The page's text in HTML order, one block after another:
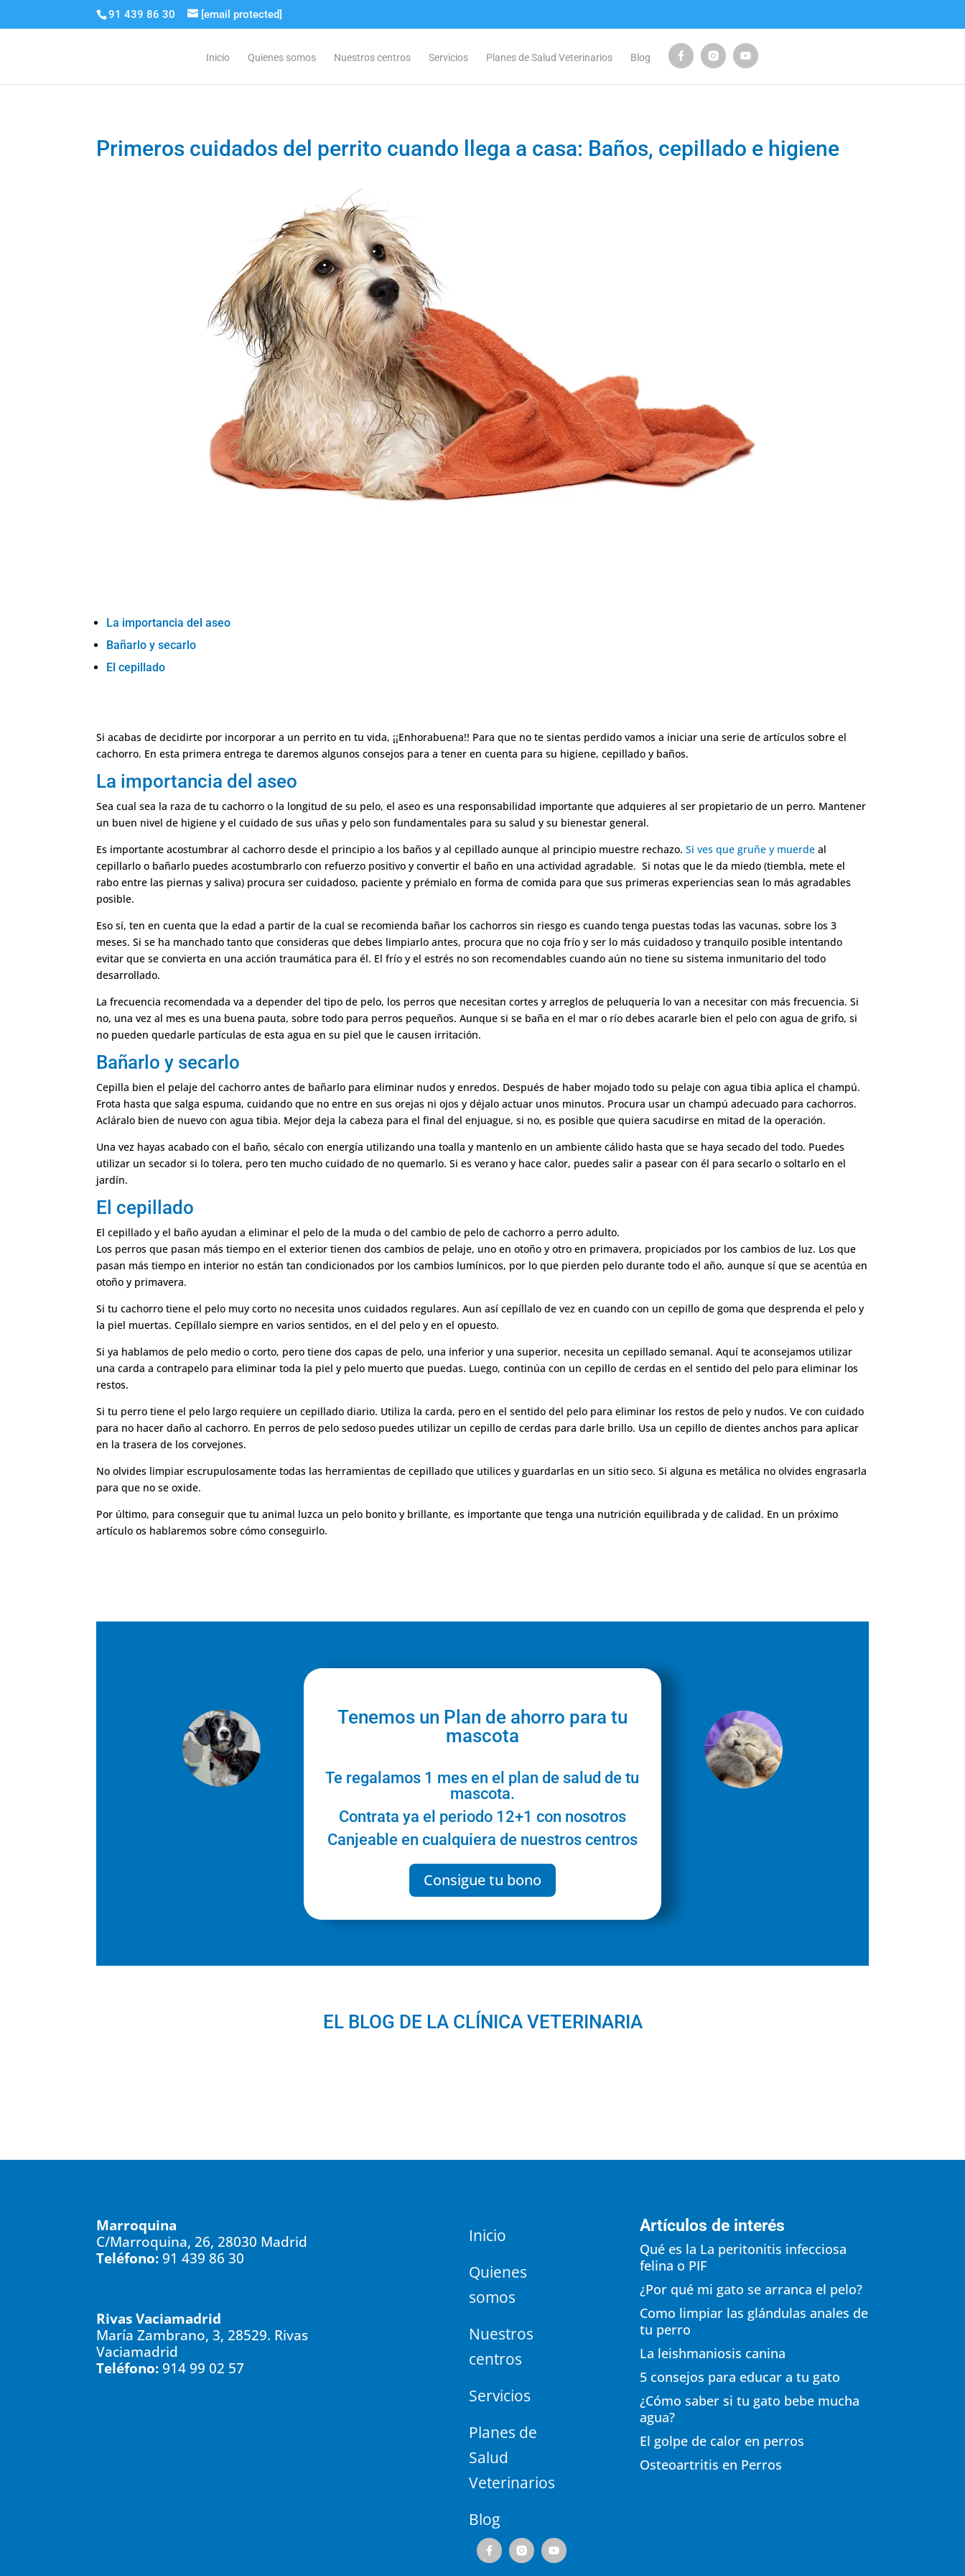
91 439 86 30 [email protected]
Inicio Quienes somos Nuestros centros Servicios Planes de Salud Veterinarios Blog
Primeros cuidados del perrito cuando llega a casa: Baños, cepillado e higiene
La importancia del aseo
Bañarlo y secarlo
El cepillado
Si acabas de decidirte por incorporar a un perrito en tu vida, ¡¡Enhorabuena!! Para que no te sientas perdido vamos a iniciar una serie de artículos sobre el
cachorro. En esta primera entrega te daremos algunos consejos para a tener en cuenta para su higiene, cepillado y baños.
La importancia del aseo
Sea cual sea la raza de tu cachorro o la longitud de su pelo, el aseo es una responsabilidad importante que adquieres al ser propietario de un perro. Mantener
un buen nivel de higiene y el cuidado de sus uñas y pelo son fundamentales para su salud y su bienestar general.
Es importante acostumbrar al cachorro desde el principio a los baños y al cepillado aunque al principio muestre rechazo.Si ves que gruñe y muerde al
cepillarlo o bañarlo puedes acostumbrarlo con refuerzo positivo y convertir el baño en una actividad agradable. Si notas que le da miedo (tiembla, mete el
rabo entre las piernas y saliva) procura ser cuidadoso, paciente y prémialo en forma de comida para que sus primeras experiencias sean lo más agradables
posible.
Eso sí, ten en cuenta que la edad a partir de la cual se recomienda bañar los cachorros sin riesgo es cuando tenga puestas todas las vacunas, sobre los 3
meses. Si se ha manchado tanto que consideras que debes limpiarlo antes, procura que no coja frío y ser lo más cuidadoso y tranquilo posible intentando
evitar que se convierta en una acción traumática para él. El frío y el estrés no son recomendables cuando aún no tiene su sistema inmunitario del todo
desarrollado.
La frecuencia recomendada va a depender del tipo de pelo, los perros que necesitan cortes y arreglos de peluquería lo van a necesitar con más frecuencia. Si
no, una vez al mes es una buena pauta, sobre todo para perros pequeños. Aunque si se baña en el mar o río debes acararle bien el pelo con agua de grifo, si
no pueden quedarle partículas de esta agua en su piel que le causen irritación.
Bañarlo y secarlo
Cepilla bien el pelaje del cachorro antes de bañarlo para eliminar nudos y enredos. Después de haber mojado todo su pelaje con agua tibia aplica el champú.
Frota hasta que salga espuma, cuidando que no entre en sus orejas ni ojos y déjalo actuar unos minutos. Procura usar un champú adecuado para cachorros.
Acláralo bien de nuevo con agua tibia. Mejor deja la cabeza para el final del enjuague, si no, es posible que quiera sacudirse en mitad de la operación.
Una vez hayas acabado con el baño, sécalo con energía utilizando una toalla y mantenlo en un ambiente cálido hasta que se haya secado del todo. Puedes
utilizar un secador si lo tolera, pero ten mucho cuidado de no quemarlo. Si es verano y hace calor, puedes salir a pasear con él para secarlo o soltarlo en el
jardín.
El cepillado
El cepillado y el baño ayudan a eliminar el pelo de la muda o del cambio de pelo de cachorro a perro adulto.
Los perros que pasan más tiempo en el exterior tienen dos cambios de pelaje, uno en otoño y otro en primavera, propiciados por los cambios de luz. Los que
pasan más tiempo en interior no están tan condicionados por los cambios lumínicos, por lo que pierden pelo durante todo el año, aunque sí que se acentúa en
otoño y primavera.
Si tu cachorro tiene el pelo muy corto no necesita unos cuidados regulares. Aun así cepíllalo de vez en cuando con un cepillo de goma que desprenda el pelo y
la piel muertas. Cepíllalo siempre en varios sentidos, en el del pelo y en el opuesto.
Si ya hablamos de pelo medio o corto, pero tiene dos capas de pelo, una inferior y una superior, necesita un cepillado semanal. Aquí te aconsejamos utilizar
una carda a contrapelo para eliminar toda la piel y pelo muerto que puedas. Luego, continúa con un cepillo de cerdas en el sentido del pelo para eliminar los
restos.
Si tu perro tiene el pelo largo requiere un cepillado diario. Utiliza la carda, pero en el sentido del pelo para eliminar los restos de pelo y nudos. Ve con cuidado
para no hacer daño al cachorro. En perros de pelo sedoso puedes utilizar un cepillo de cerdas para darle brillo. Usa un cepillo de dientes anchos para aplicar
en la trasera de los corvejones.
No olvides limpiar escrupulosamente todas las herramientas de cepillado que utilices y guardarlas en un sitio seco. Si alguna es metálica no olvides engrasarla
para que no se oxide.
Por último, para conseguir que tu animal luzca un pelo bonito y brillante, es importante que tenga una nutrición equilibrada y de calidad. En un próximo
artículo os hablaremos sobre cómo conseguirlo.
Tenemos un Plan de ahorro para tu
mascota
Te regalamos 1 mes en el plan de salud de tu
mascota.
Contrata ya el periodo 12+1 con nosotros
Canjeable en cualquiera de nuestros centros
Consigue tu bono
EL BLOG DE LA CLÍNICA VETERINARIA
Marroquina
C/Marroquina, 26, 28030 Madrid
Teléfono:91 439 86 30
Rivas Vaciamadrid
María Zambrano, 3, 28529. Rivas
Vaciamadrid
Teléfono:914 99 02 57
Inicio
Quienes
somos
Nuestros
centros
Servicios
Planes de
Salud
Veterinarios
Blog
Artículos de interés
Qué es la La peritonitis infecciosa
felina o PIF
¿Por qué mi gato se arranca el pelo?
Como limpiar las glándulas anales de
tu perro
La leishmaniosis canina
5 consejos para educar a tu gato
¿Cómo saber si tu gato bebe mucha
agua?
El golpe de calor en perros
Osteoartritis en Perros